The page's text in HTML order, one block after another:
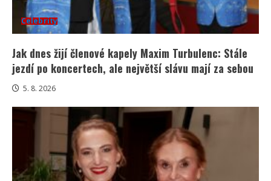
Celebrity
Jak dnes žijí členové kapely Maxim Turbulenc: Stále
jezdí po koncertech, ale největší slávu mají za sebou
5. 8. 2026